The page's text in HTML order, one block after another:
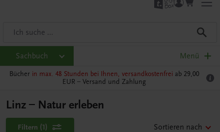
Sachbuch Menü
Bücher in max. 48 Stunden bei Ihnen, versandkostenfrei ab 29,00
EUR – Versand und Zahlung
Linz – Natur erleben
Filtern (1) Sortieren nach